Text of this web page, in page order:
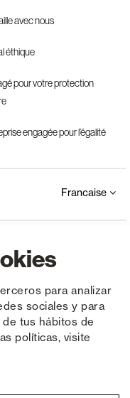
para analizar
sociales y para
tus hábitos de
políticas, visite
avec nous
éthique
pour votre protection
engagée pour l’égalité
Avis juridique Cookies
Francaise